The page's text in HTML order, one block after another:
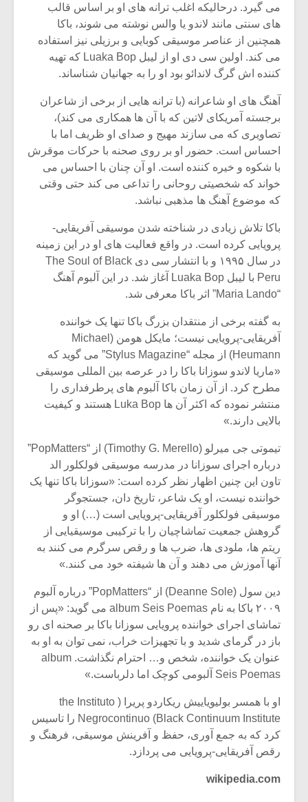
می گیرد. درحالیکه اغلب ترانه های او بر اساس قالب
های سنتی مانند لاندو یا والس نوشته می شوند، باکا
همچنین از عناصر موسیقی کوبایی و برزیلی نیز استفاده
می کند. اولین سی دی او از لیبل Luaka Bop که تهیه
کننده اش گرگ لاندائو بود او را به جهانیان شناساند.
آهنگ های او شاعرانه (با ترانه هایی از برخی از شاعران
برجسته آمریکای لاتین که با آن ها همکاری می کند)،
تصاویری که می سازند مهیج و صدای او ظریف اما با
احساس است. حضور او بر روی صحنه با حرکات موقرش
با شکوه و خیره کننده است. او آن چنان با احساس می
خواند که شخصیتی روحانی را تداعی می کند حتی وقتی
که موضوع آهنگ ها مذهبی نباشد.
باکا تلاش زیادی در شناخته شدن موسیقی آفریقایی-
پرویایی کرده است. در واقع فعالیت های او در این زمینه
در سال ۱۹۹۵ و با انتشار سی دی The Soul of Black
Peru با لیبل Luaka Bop آغاز شد. در این آلبوم آهنگ
“Maria Lando” اثر باکا معرفی شد.
به گفته برخی از منتقدان بزرگ باکا تنها یک خواننده
آفریقایی-پرویایی نیست؛ مایکل هومن (Michael
Heumann) از مجله “Stylus Magazine” می گوید که
«ماریا لاندو سوزانا باکا را در عرصه بین المللی موسیقی
مطرح کرد. از آن زمان باکا آلبوم های پرطرفداری را
منتشر نموده که اکثر آن ها Luka Bop هستند و کیفیت
بالایی دارند.»
تیموتی جی میرلو (Timothy G. Merello) از “PopMatters”
درباره اجرای سوزانا در مدرسه موسیقی فولکلور الد
تاون این چنین اظهار نظر کرده است: «سوزانا باکا تنها یک
خواننده نیست، او یک شاعر، تاریخ دان، جستجوگر
موسیقی فولکلور آفریقایی-پرویایی است (…) او و
گروهش جمعیت تماشاچیان را با ترکیبی موسیقیایی از
ریتم ها، ملودی ها، ضرب ها و رقص سرگرم می کنند به
آنها آموزش می دهند و آن ها شیفته خود می کنند.»
دین سول (Deanne Sole) از “PopMatters” درباره آلبوم
۲۰۰۹ باکا به نام album Seis Poemas می گوید: «پس از
تماشای اجرای خواننده پرویایی سوزانا باکا بر صحنه ای رو
باز در گرمای شدید و با تجهیزات خراب، نمی توان به او به
عنوان یک خواننده، شخص و… احترام نگذاشت. album
Seis Poemas آلبومی کوچک اما دلرباست.»
او با همسر بولیویاییش ریکاردو پریرا ( the Instituto
Negrocontinuo (Black Continuum Institute را تاسیس
کرد که به جمع آوری، حفظ و آفرینش موسیقی، فرهنگ و
رقص آفریقایی-پرویایی می پردازد.
wikipedia.com